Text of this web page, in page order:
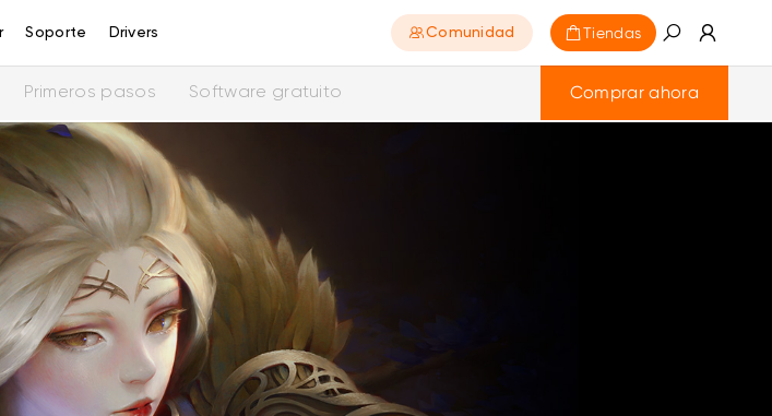
Soporte Drivers Comunidad Tiendas
Primeros pasos Software gratuito Comprar ahora